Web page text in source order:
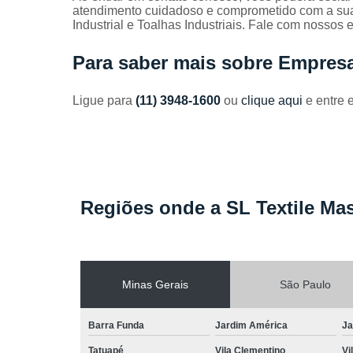
Toalhas
industriais
toalhas
atendimento cuidadoso e comprometido com a
Industrial e Toalhas Industriais. Fale com nossos
Para saber mais sobre
Ligue para (11) 3948-1600 ou clique aqui e entre
Regiões onde a SL Textile
Minas Gerais São Paulo
Barra Funda Jardim América
Tatuapé Vila Clementino